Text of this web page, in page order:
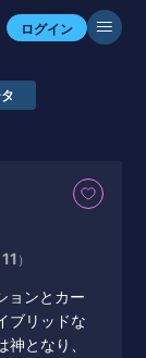
ログイン
11 ）
ョンとカー
ブリッドな
となり、